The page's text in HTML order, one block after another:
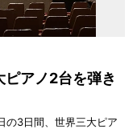
アノ2台を弾き
の3日間、世界三大ピア